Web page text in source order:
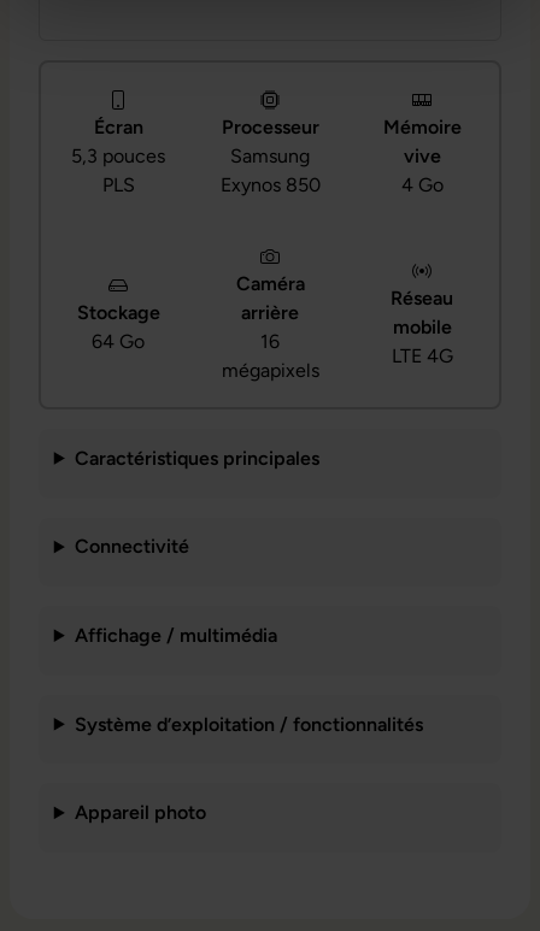
Écran
5,3 pouces
PLS
Processeur
Samsung
Exynos 850
Mémoire
vive
4 Go
Stockage
64 Go
Caméra
arrière
16
mégapixels
Réseau
mobile
LTE 4G
Caractéristiques principales
Connectivité
Affichage / multimédia
Système d’exploitation / fonctionnalités
Appareil photo